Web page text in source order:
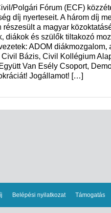
Polgári Fórum (ECF)
díj nyerteseit. A három díj
részesült a magyar
diákok és szülők tiltakozó
ADOM diákmozgalom,
Civil Bázis, Civil Kollégium
Van Esély Csoport,
Jogállamot! […]
Belépési nyilatkozat Támogatás